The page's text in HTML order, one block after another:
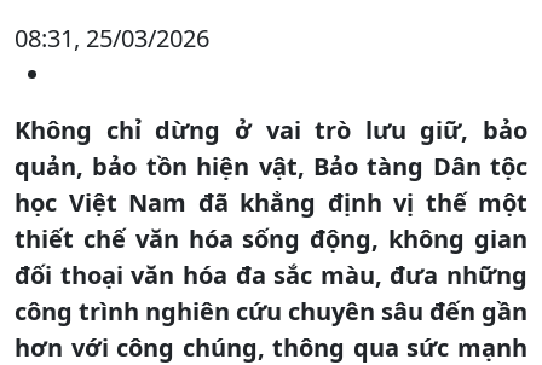
08:31, 25/03/2026
Không chỉ dừng ở vai trò lưu giữ, bảo
quản, bảo tồn hiện vật, Bảo tàng Dân tộc
học Việt Nam đã khẳng định vị thế một
thiết chế văn hóa sống động, không gian
đối thoại văn hóa đa sắc màu, đưa những
công trình nghiên cứu chuyên sâu đến gần
hơn với công chúng, thông qua sức mạnh